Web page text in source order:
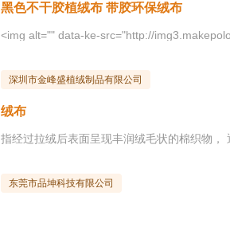
黑色不干胶植绒布 带胶环保绒布
深圳市金峰盛植绒制品有限公司
绒布
东莞市品坤科技有限公司